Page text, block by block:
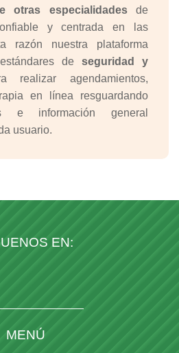
otras especialidadesde
y centrada en las
razón nuestra plataforma
de seguridad y
realizar agendamientos,
en línea resguardando
e información general
usuario.
EN:
MENÚ